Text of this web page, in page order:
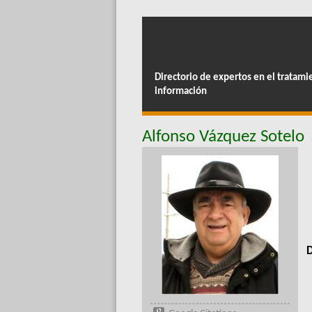
Directorio de expertos en el
información
Alfonso Vázquez Sotelo